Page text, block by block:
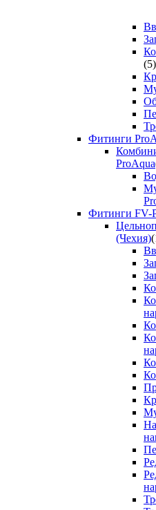
(5)
Фитинги
ProAqua
Фитинги FV-
(Чехия)